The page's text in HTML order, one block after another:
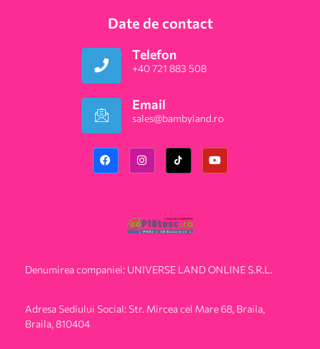
Date de contact
Telefon
+40 721 883 508
Email
sales@bambyland.ro​
Denumirea companiei: UNIVERSE LAND ONLINE S.R.L.
Adresa Sediului Social: Str. Mircea cel Mare 68, Braila,
Braila, 810404